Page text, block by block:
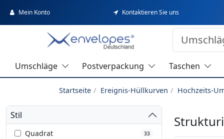
Mein Konto Kontaktieren Sie uns
Umschläge Postverpackung Taschen
Startseite Ereignis-Hüllkurven Hochzeits-
Stil
Quadrat 33